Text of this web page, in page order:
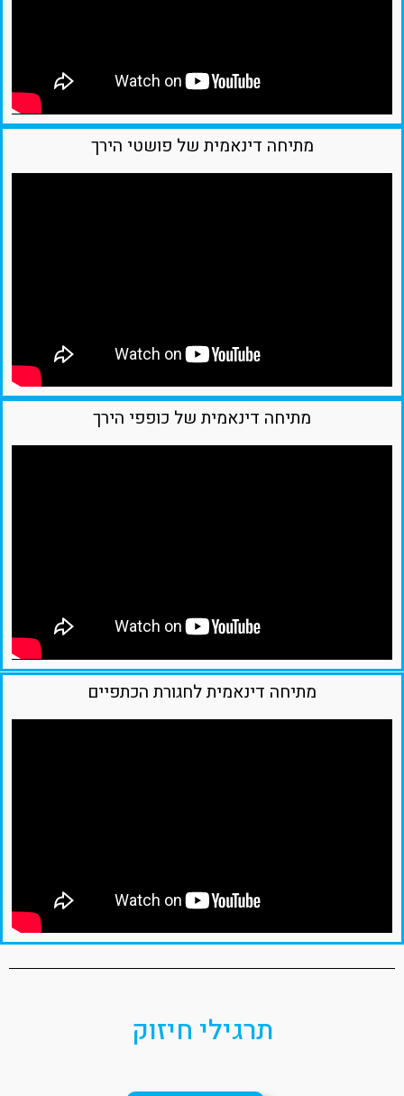
מתיחה דינאמית של פושטי הירך
מתיחה דינאמית של כופפי הירך
מתיחה דינאמית לחגורת הכתפיים
תרגילי חיזוק